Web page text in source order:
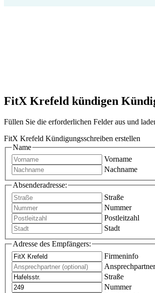
FitX Krefeld kündigen
Füllen Sie die erforderlichen Felder aus und
FitX Krefeld Kündigungsschreiben erstellen
Name
Vorname
Nachname
Absenderadresse:
Straße
Nummer
Postleitzahl
Stadt
Adresse des Empfängers:
Firmeninfo
Straße
Nummer